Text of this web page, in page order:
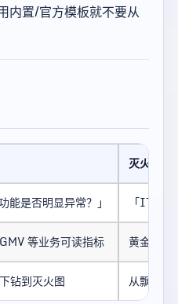
内置/官方模板就不要从
灭火图
能是否明显异常？」 「IT 侧
等业务可读指标 黄金指标
钻到灭火图 从飘红对